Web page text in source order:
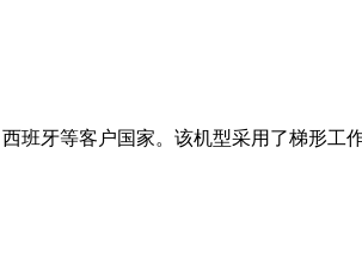
班牙等客户国家。该机型采用了梯形